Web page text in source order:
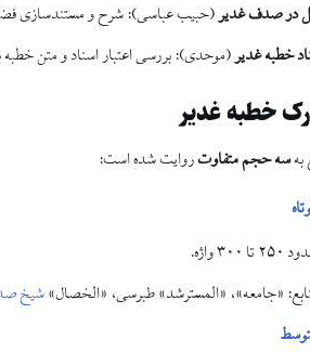
در صدف غدیر(حبیب عباسی): شرح و مستندسازی
خطبه غدیر(موحدی): بررسی اعتبار اسناد و متن
خطبه غدیر
بهسه حجم متفاوتروایت شده است:
۳۰۰ واژه.
«جامعه»، «المسترشد» طبرسی، «الخصال»شیخ